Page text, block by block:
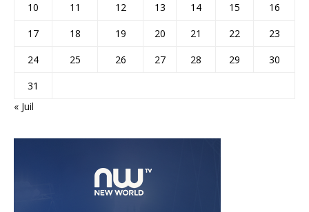
10
11 12 13 14 15
16
17
18 19 20 21 22
23
24
25 26 27 28 29
30
31
« Juil